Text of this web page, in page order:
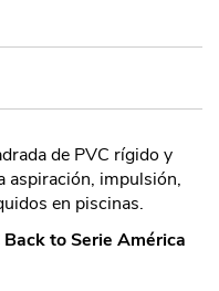
de PVC rígido y
aspiración, impulsión,
en piscinas.
Back to Serie América